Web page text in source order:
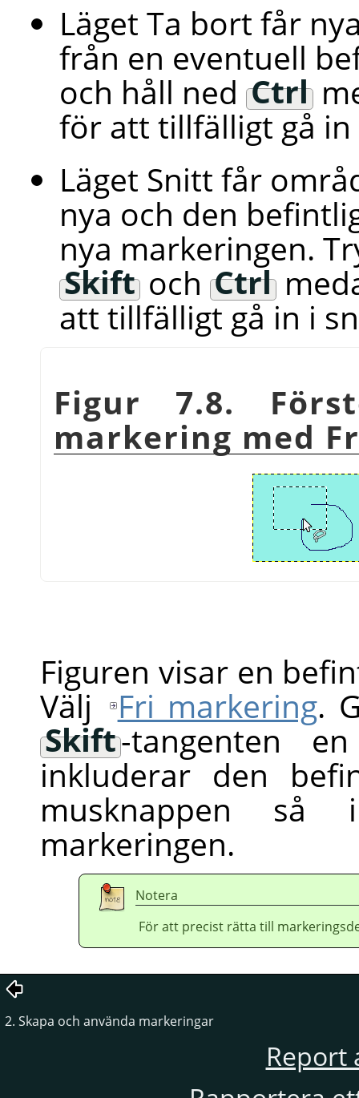
Läget Ta bort får
från en eventuell
och håll ned Ctrl
för att tillfälligt gå
Läget Snitt får
nya och den
nya markeringen.
Skiftoch Ctrl
att tillfälligt gå in i
Figur 7.8.
markering med
Figuren visar en
Välj
Fri markering.
Skift-tangenten
inkluderar den
musknappen så
markeringen.
Notera
För att precist rätta till
2. Skapa och använda markeringar
Report